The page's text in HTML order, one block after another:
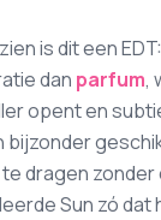
is dit een
dan parfum,
opent en
bijzonder
dragen zonder
Sun zó